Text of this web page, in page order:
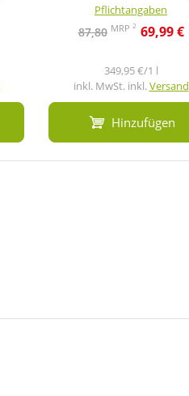
Pflichtangaben
87,80 MRP 2 69,99 €
349,95 €/1 l
inkl. MwSt. inkl.Versand
Hinzufügen